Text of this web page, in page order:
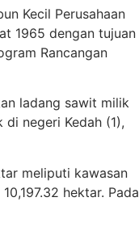
Kecil Perusahaan
1965 dengan tujuan
Rancangan
ladang sawit milik
di negeri Kedah (1),
meliputi kawasan
hektar. Pada